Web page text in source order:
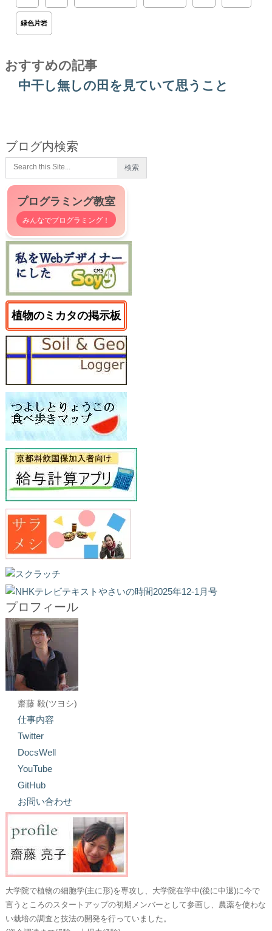
緑色片岩
おすすめの記事
中干し無しの田を見ていて思うこと
ブログ内検索
プログラミング教室
みんなでプログラミング！
植物のミカタの掲示板
プロフィール
齋藤 毅(ツヨシ)
仕事内容
Twitter
DocsWell
YouTube
GitHub
お問い合わせ
大学院で植物の細胞学(主に形)を専攻し、大学院在学中(後に中退)に今で
言うところのスタートアップの初期メンバーとして参画し、農薬を使わな
い栽培の調査と技法の開発を行っていました。